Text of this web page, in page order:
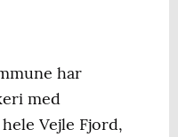
har
med
Vejle Fjord,